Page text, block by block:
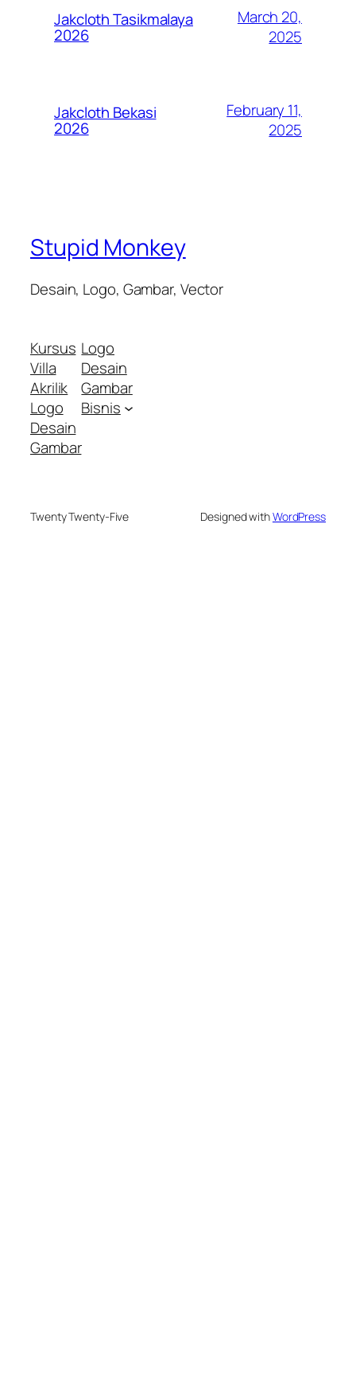
Jakcloth Tasikmalaya
2026
March 20,
2025
Jakcloth Bekasi
2026
February 11,
2025
Stupid Monkey
Desain, Logo, Gambar, Vector
Kursus
Villa
Akrilik
Logo
Desain
Gambar
Logo
Desain
Gambar
Bisnis
Twenty Twenty-Five Designed withWordPress